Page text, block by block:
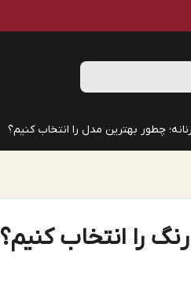
چطور بهترین مدل را انتخاب کنیم؟
را انتخاب کنیم؟